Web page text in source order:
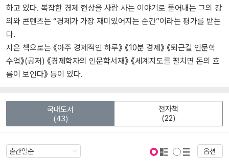
하고 있다. 복잡한 경제 현상을 사람 사는 이야기로 풀어내는 그의 강
의와 콘텐츠는 “경제가 가장 재미있어지는 순간”이라는 평가를 받는
다.
지은 책으로는 《아주 경제적인 하루》 《10분 경제》 《퇴근길 인문학
수업》(공저) 《경제학자의 인문학서재》 《세계지도를 펼치면 돈의 흐
름이 보인다》 등이 있다.
국내도서
(43)
전자책
(22)
옵션